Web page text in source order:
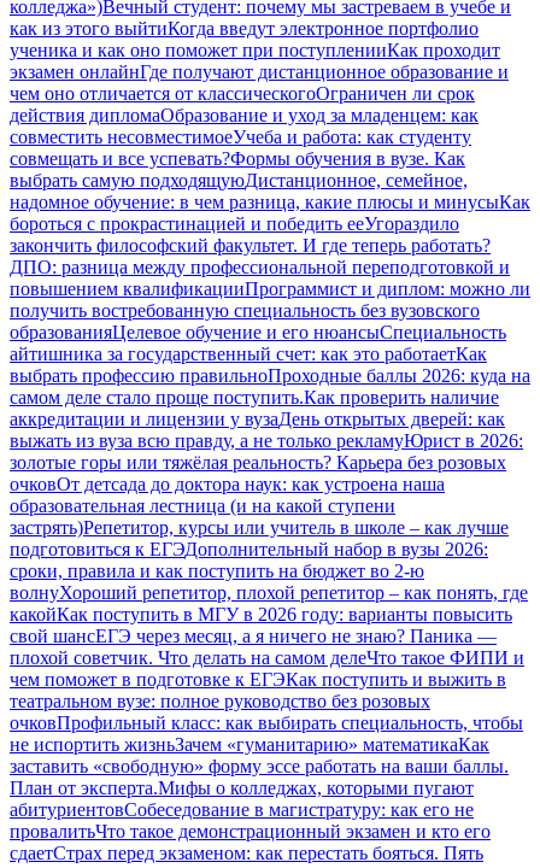
колледжа»)Вечный студент: почему мы застреваем в учебе и
как из этого выйтиКогда введут электронное портфолио
ученика и как оно поможет при поступленииКак проходит
экзамен онлайнГде получают дистанционное образование и
чем оно отличается от классическогоОграничен ли срок
действия дипломаОбразование и уход за младенцем: как
совместить несовместимоеУчеба и работа: как студенту
совмещать и все успевать?Формы обучения в вузе. Как
выбрать самую подходящуюДистанционное, семейное,
надомное обучение: в чем разница, какие плюсы и минусыКак
бороться с прокрастинацией и победить ееУгораздило
закончить философский факультет. И где теперь работать?
ДПО: разница между профессиональной переподготовкой и
повышением квалификацииПрограммист и диплом: можно ли
получить востребованную специальность без вузовского
образованияЦелевое обучение и его нюансыСпециальность
айтишника за государственный счет: как это работаетКак
выбрать профессию правильноПроходные баллы 2026: куда на
самом деле стало проще поступить.Как проверить наличие
аккредитации и лицензии у вузаДень открытых дверей: как
выжать из вуза всю правду, а не только рекламуЮрист в 2026:
золотые горы или тяжёлая реальность? Карьера без розовых
очковОт детсада до доктора наук: как устроена наша
образовательная лестница (и на какой ступени
застрять)Репетитор, курсы или учитель в школе – как лучше
подготовиться к ЕГЭДополнительный набор в вузы 2026:
сроки, правила и как поступить на бюджет во 2‑ю
волнуХороший репетитор, плохой репетитор – как понять, где
какойКак поступить в МГУ в 2026 году: варианты повысить
свой шансЕГЭ через месяц, а я ничего не знаю? Паника —
плохой советчик. Что делать на самом делеЧто такое ФИПИ и
чем поможет в подготовке к ЕГЭКак поступить и выжить в
театральном вузе: полное руководство без розовых
очковПрофильный класс: как выбирать специальность, чтобы
не испортить жизньЗачем «гуманитарию» математикаКак
заставить «свободную» форму эссе работать на ваши баллы.
План от эксперта.Мифы о колледжах, которыми пугают
абитуриентовСобеседование в магистратуру: как его не
провалитьЧто такое демонстрационный экзамен и кто его
сдаетСтрах перед экзаменом: как перестать бояться. Пять